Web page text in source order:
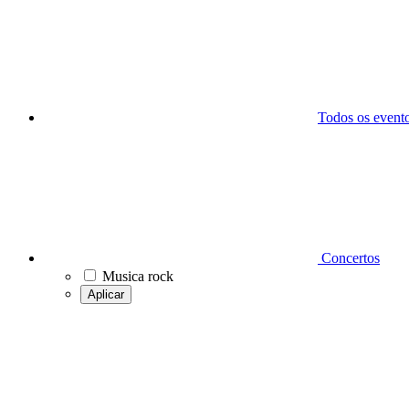
Todos os
Concertos
Musica rock
Aplicar